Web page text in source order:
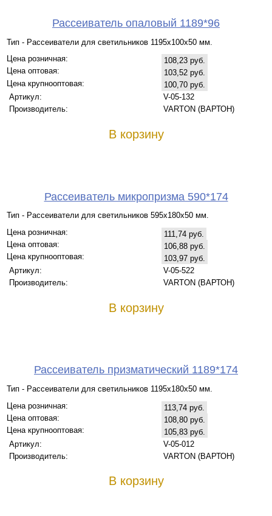
Рассеиватель опаловый 1189*96
Тип - Рассеиватели для светильников 1195х100х50 мм.
Цена розничная:
108,23 руб.
Цена оптовая:
103,52 руб.
Цена крупнооптовая:
100,70 руб.
Артикул:
V-05-132
Производитель:
VARTON (ВАРТОН)
В корзину
Рассеиватель микропризма 590*174
Тип - Рассеиватели для светильников 595х180х50 мм.
Цена розничная:
111,74 руб.
Цена оптовая:
106,88 руб.
Цена крупнооптовая:
103,97 руб.
Артикул:
V-05-522
Производитель:
VARTON (ВАРТОН)
В корзину
Рассеиватель призматический 1189*174
Тип - Рассеиватели для светильников 1195х180х50 мм.
Цена розничная:
113,74 руб.
Цена оптовая:
108,80 руб.
Цена крупнооптовая:
105,83 руб.
Артикул:
V-05-012
Производитель:
VARTON (ВАРТОН)
В корзину